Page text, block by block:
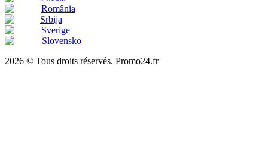
România
Srbija
Sverige
Slovensko
2026 © Tous droits réservés. Promo24.fr